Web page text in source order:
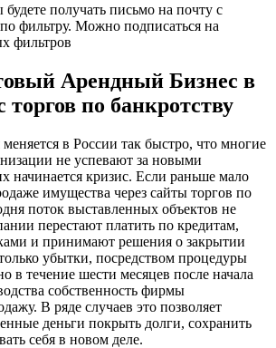
получать письмо на почту с
фильтру. Можно подписаться на
фильтров
Арендный Бизнес в
по банкротству
в России так быстро, что многие
не успевают за новыми
начинается кризис. Если раньше мало
имущества через сайты торгов по
поток выставленных объектов не
перестают платить по кредитам,
и принимают решения о закрытии
убытки, посредством процедуры
в течение шести месяцев после начала
собственность фирмы
В ряде случаев это позволяет
деньги покрыть долги, сохранить
себя в новом деле.